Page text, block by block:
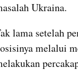
Ukraina.
lama setelah
melalui